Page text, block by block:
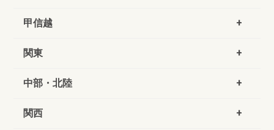
甲信越
関東
中部・北陸
関西